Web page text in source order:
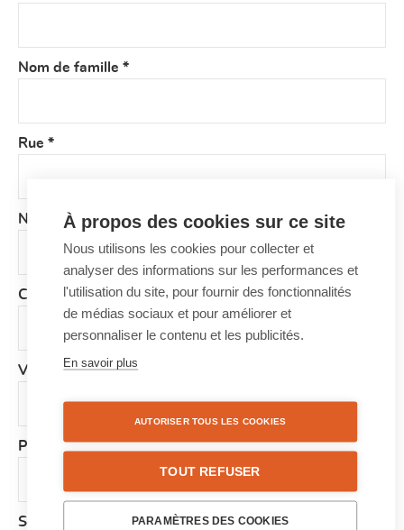
Nom de famille *
Rue *
Numéro
Code postal*
Ville
Pays
Société
À propos des cookies sur ce site
Nous utilisons les cookies pour collecter et
analyser des informations sur les performances et
l'utilisation du site, pour fournir des fonctionnalités
de médias sociaux et pour améliorer et
personnaliser le contenu et les publicités.
En savoir plus
AUTORISER TOUS LES COOKIES
TOUT REFUSER
PARAMÈTRES DES COOKIES